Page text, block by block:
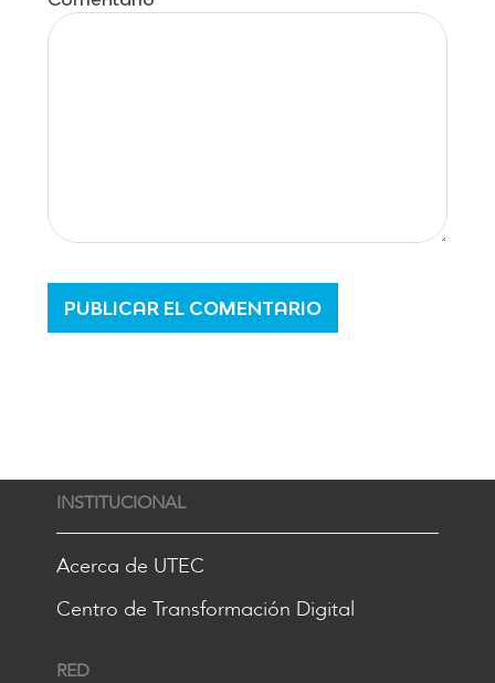
INSTITUCIONAL
Acerca de UTEC
Centro de Transformación Digital
RED